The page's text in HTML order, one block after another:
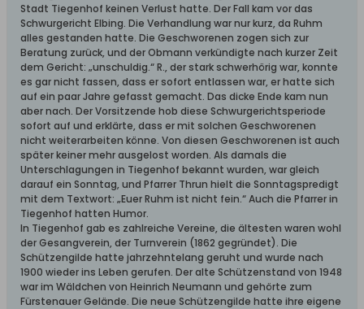
Stadt Tiegenhof keinen Verlust hatte. Der Fall kam vor das
Schwurgericht Elbing. Die Verhandlung war nur kurz, da Ruhm
alles gestanden hatte. Die Geschworenen zogen sich zur
Beratung zurück, und der Obmann verkündigte nach kurzer Zeit
dem Gericht: „unschuldig.“ R., der stark schwerhörig war, konnte
es gar nicht fassen, dass er sofort entlassen war, er hatte sich
auf ein paar Jahre gefasst gemacht. Das dicke Ende kam nun
aber nach. Der Vorsitzende hob diese Schwurgerichtsperiode
sofort auf und erklärte, dass er mit solchen Geschworenen
nicht weiterarbeiten könne. Von diesen Geschworenen ist auch
später keiner mehr ausgelost worden. Als damals die
Unterschlagungen in Tiegenhof bekannt wurden, war gleich
darauf ein Sonntag, und Pfarrer Thrun hielt die Sonntagspredigt
mit dem Textwort: „Euer Ruhm ist nicht fein.“ Auch die Pfarrer in
Tiegenhof hatten Humor.
In Tiegenhof gab es zahlreiche Vereine, die ältesten waren wohl
der Gesangverein, der Turnverein (1862 gegründet). Die
Schützengilde hatte jahrzehntelang geruht und wurde nach
1900 wieder ins Leben gerufen. Der alte Schützenstand von 1948
war im Wäldchen von Heinrich Neumann und gehörte zum
Fürstenauer Gelände. Die neue Schützengilde hatte ihre eigene